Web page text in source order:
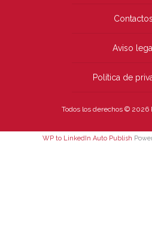
Contactos
Aviso legal
Política de
Todos los derechos © 2026
WP to LinkedIn Auto Publish